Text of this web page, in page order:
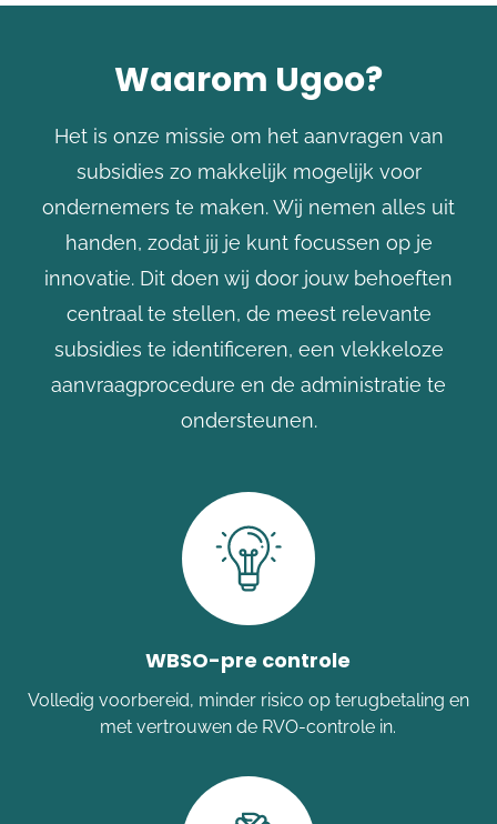
Waarom Ugoo?
Het is onze missie om het aanvragen van
subsidies zo makkelijk mogelijk voor
ondernemers te maken. Wij nemen alles uit
handen, zodat jij je kunt focussen op je
innovatie. Dit doen wij door jouw behoeften
centraal te stellen, de meest relevante
subsidies te identificeren, een vlekkeloze
aanvraagprocedure en de administratie te
ondersteunen.
WBSO-pre controle
Volledig voorbereid, minder risico op terugbetaling en
met vertrouwen de RVO-controle in.